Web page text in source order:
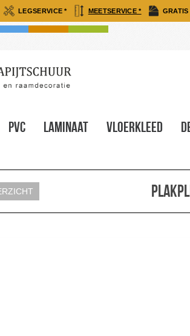
LEGSERVICE * MEETSERVICE *
Pvc Laminaat Vloerkleed